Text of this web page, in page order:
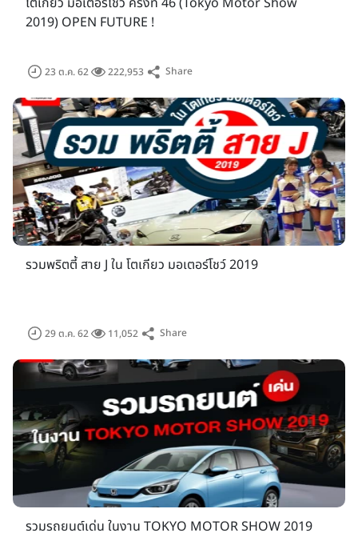
แนวคิดOPEN FUTUREในปีนี้สื่อถึงขอบข่ายและความเป็นไปได้
อันไม่สิ้นสุดซึ่งเทคโนโลยียานยนต์ในอนาคตจะสร้างสรรค์ขึ้น นอก
เหนือจากความเพลิดเพลินกับมหกรรมรถยนต์และจักรยานยนต์ใหม่
ล่าสุดที่มาอวดโฉมในงาน สะท้อนให้ว่าศักยภาพแห่งอนาคตยังคง
ขยายตัวอย่างไม่หยุดยั้งเสมอในโตเกียวมอเตอร์โชว์
2019) OPEN FUTURE !
23 ต.ค. 62 222,953 Share
รวมพริตตี้ สาย J ใน โตเกียว มอเตอร์โชว์ 2019
29 ต.ค. 62 11,052 Share
รวมรถยนต์เด่น ในงาน TOKYO MOTOR SHOW 2019